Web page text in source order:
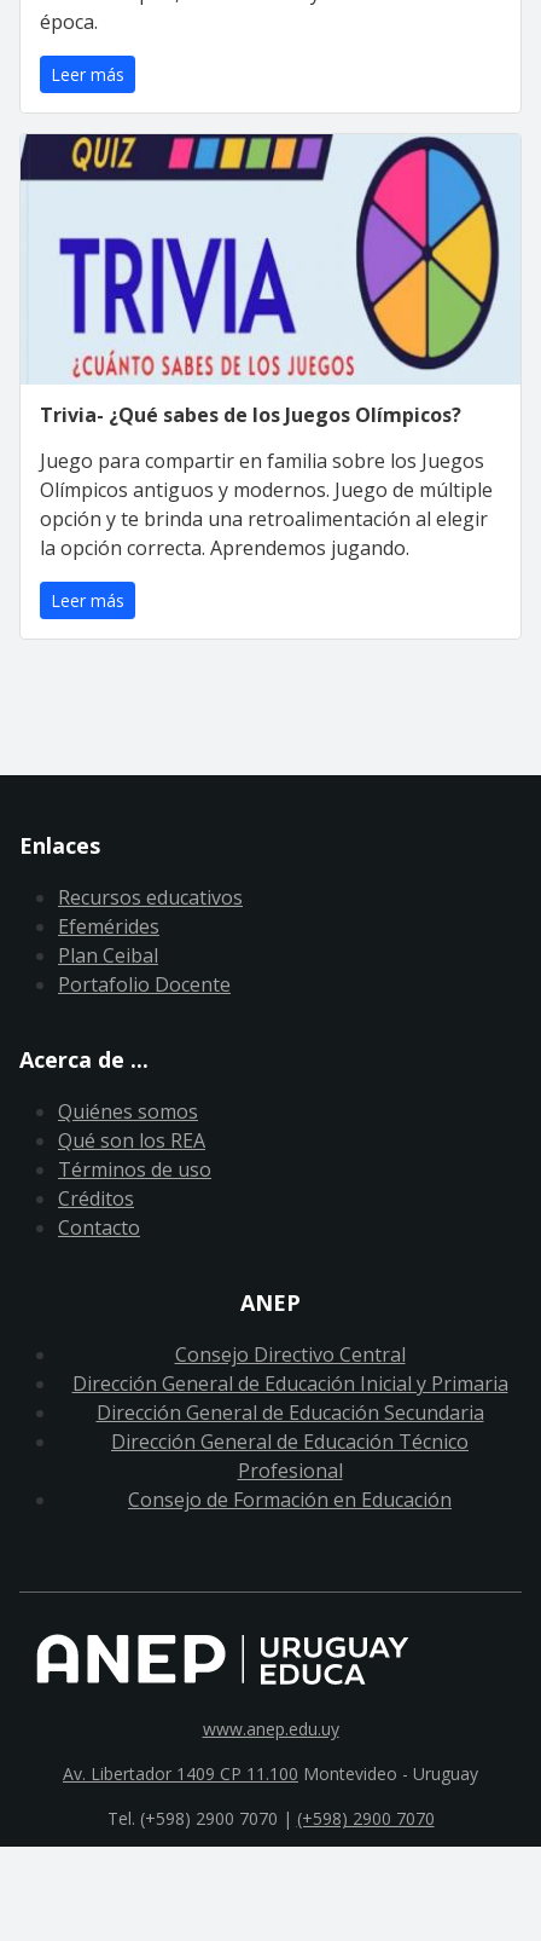
época.
Leer más
Trivia- ¿Qué sabes de los Juegos Olímpicos?
Juego para compartir en familia sobre los Juegos
Olímpicos antiguos y modernos. Juego de múltiple
opción y te brinda una retroalimentación al elegir
la opción correcta. Aprendemos jugando.
Leer más
Enlaces
Recursos educativos
Efemérides
Plan Ceibal
Portafolio Docente
Acerca de ...
Quiénes somos
Qué son los REA
Términos de uso
Créditos
Contacto
ANEP
Consejo Directivo Central
Dirección General de Educación Inicial y Primaria
Dirección General de Educación Secundaria
Dirección General de Educación Técnico
Profesional
Consejo de Formación en Educación
www.anep.edu.uy
Av. Libertador 1409 CP 11.100 Montevideo - Uruguay
Tel. (+598) 2900 7070 | (+598) 2900 7070